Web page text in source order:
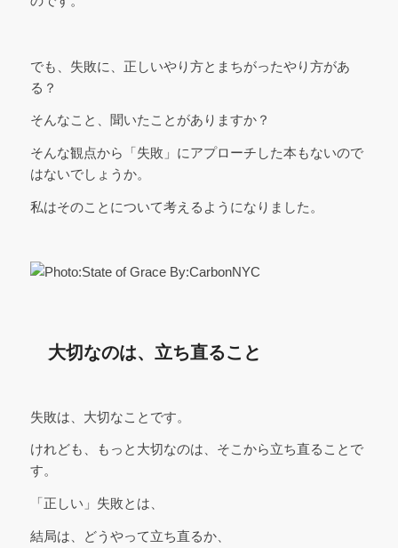
でも、失敗に、正しいやり方とまちがったやり方があ
る？
そんなこと、聞いたことがありますか？
そんな観点から「失敗」にアプローチした本もないので
はないでしょうか。
私はそのことについて考えるようになりました。
大切なのは、立ち直ること
失敗は、大切なことです。
けれども、もっと大切なのは、そこから立ち直ることで
す。
「正しい」失敗とは、
結局は、どうやって立ち直るか、